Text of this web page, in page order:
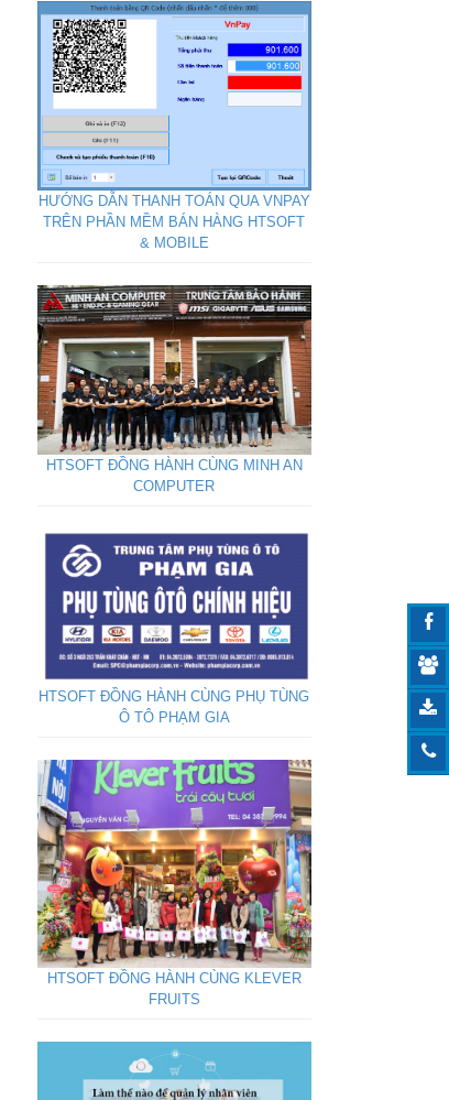
HƯỚNG DẪN THANH TOÁN QUA VNPAY
TRÊN PHẦN MỀM BÁN HÀNG HTSOFT
& MOBILE
HTSOFT ĐỒNG HÀNH CÙNG MINH AN
COMPUTER
HTSOFT ĐỒNG HÀNH CÙNG PHỤ TÙNG
Ô TÔ PHẠM GIA
HTSOFT ĐỒNG HÀNH CÙNG KLEVER
FRUITS